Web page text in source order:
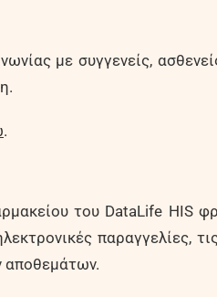
με συγγενείς,
.
του DataLife HIS
παραγγελίες,
αποθεμάτων.